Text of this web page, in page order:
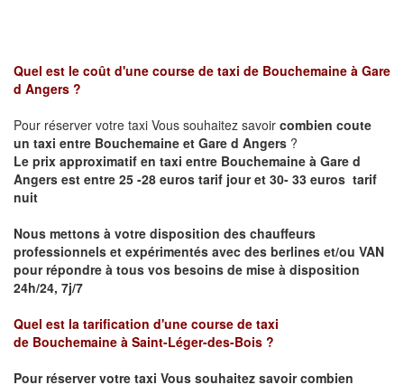
Quel est le coût d'une course de taxi de Bouchemaine à Gare
d Angers ?
Pour réserver votre taxi Vous souhaitez savoir combien coute
un taxi entre Bouchemaine et Gare d Angers ?
Le prix approximatif en taxi entre Bouchemaine à Gare d
Angers est entre 25 -28 euros tarif jour et 30- 33 euros tarif
nuit
Nous mettons à votre disposition des chauffeurs
professionnels et expérimentés avec des berlines et/ou VAN
pour répondre à tous vos besoins de mise à disposition
24h/24, 7j/7
Quel est la tarification d'une course de taxi
de Bouchemaine à Saint-Léger-des-Bois ?
Pour réserver votre taxi Vous souhaitez savoircombien